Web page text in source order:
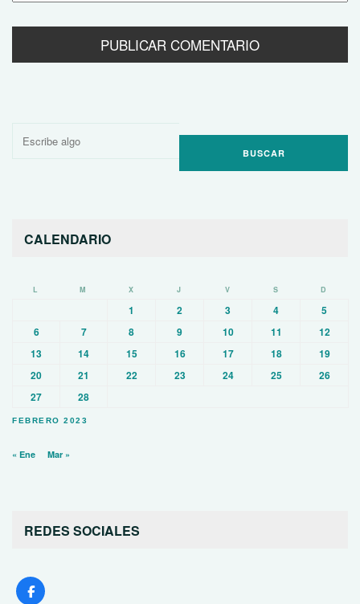
Buscar
CALENDARIO
FEBRERO 2023
L M X J V S D
1 2 3 4
5
6
7 8 9 10 11
12
13
14 15 16 17 18
19
20
21 22 23 24 25
26
27
28
« Ene Mar »
REDES SOCIALES